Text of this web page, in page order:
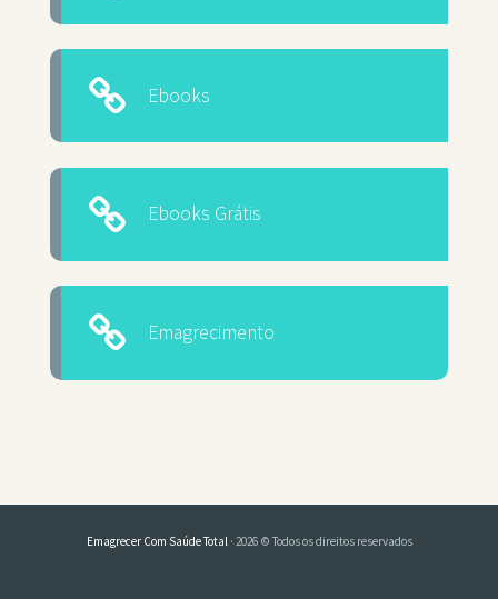
Ebooks
Ebooks Grátis
Emagrecimento
Emagrecer Com Saúde Total· 2026 © Todos os direitos reservados